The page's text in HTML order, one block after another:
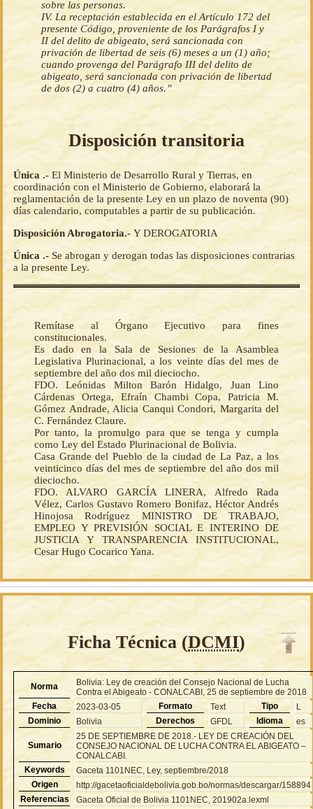
sobre las personas.
IV. La receptación establecida en el Artículo 172 del
presente Código, proveniente de los Parágrafos I y
II del delito de abigeato, será sancionada con
privación de libertad de seis (6) meses a un (1) año;
cuando provenga del Parágrafo III del delito de
abigeato, será sancionada con privación de libertad
de dos (2) a cuatro (4) años.”
Disposición transitoria
Única .- El Ministerio de Desarrollo Rural y Tierras, en
coordinación con el Ministerio de Gobierno, elaborará la
reglamentación de la presente Ley en un plazo de noventa (90)
días calendario, computables a partir de su publicación.
Disposición Abrogatoria.- Y DEROGATORIA
Única .- Se abrogan y derogan todas las disposiciones contrarias
a la presente Ley.
Remítase al Órgano Ejecutivo para fines
constitucionales.
Es dado en la Sala de Sesiones de la Asamblea
Legislativa Plurinacional, a los veinte días del mes de
septiembre del año dos mil dieciocho.
FDO. Leónidas Milton Barón Hidalgo, Juan Lino
Cárdenas Ortega, Efraín Chambi Copa, Patricia M.
Gómez Andrade, Alicia Canqui Condori, Margarita del
C. Fernández Claure.
Por tanto, la promulgo para que se tenga y cumpla
como Ley del Estado Plurinacional de Bolivia.
Casa Grande del Pueblo de la ciudad de La Paz, a los
veinticinco días del mes de septiembre del año dos mil
dieciocho.
FDO. ALVARO GARCÍA LINERA, Alfredo Rada
Vélez, Carlos Gustavo Romero Bonifaz, Héctor Andrés
Hinojosa Rodríguez MINISTRO DE TRABAJO,
EMPLEO Y PREVISIÓN SOCIAL E INTERINO DE
JUSTICIA Y TRANSPARENCIA INSTITUCIONAL,
Cesar Hugo Cocarico Yana.
Ficha Técnica (DCMI)
Norma
Bolivia: Ley de creación del Consejo Nacional de Lucha
Contra el Abigeato - CONALCABI, 25 de septiembre de 2018
Fecha
2023-03-05 Formato Text Tipo
L
Dominio
Bolivia Derechos GFDL Idioma es
Sumario
25 DE SEPTIEMBRE DE 2018.- LEY DE CREACIÓN DEL
CONSEJO NACIONAL DE LUCHA CONTRA EL ABIGEATO –
CONALCABI.
Keywords
Gaceta 1101NEC, Ley, septiembre/2018
Origen
http://gacetaoficialdebolivia.gob.bo/normas/descargar/158894
Referencias
Gaceta Oficial de Bolivia 1101NEC, 201902a.lexml